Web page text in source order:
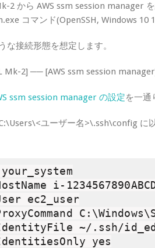
2 から AWS ssm session manager
コマンド(OpenSSH, Windows 10
な接続形態を想定します。
Mk-2] ── [AWS ssm session
ssm session manager の設定を一通
ユーザー名>\.ssh\config に
i-
ec2_user
~/.ssh/
yes